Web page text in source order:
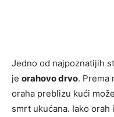
Jedno od najpoznatijih
je orahovo drvo. Prema
oraha preblizu kući
smrt ukućana. Iako